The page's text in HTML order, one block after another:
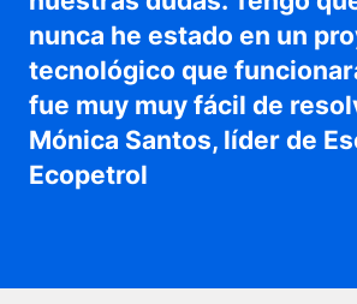
nunca he estado en un
tecnológico que
fue muy muy fácil de
Mónica Santos, líder de
Ecopetrol